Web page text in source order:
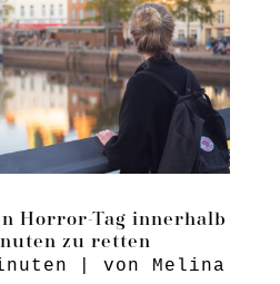
Horror-Tag innerhalb
zu retten
| von Melina